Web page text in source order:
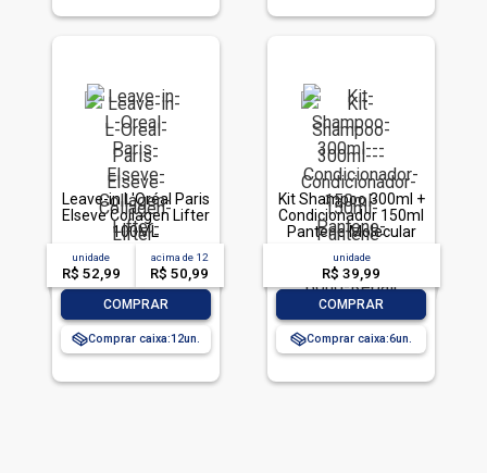
Leave-in L'Oréal Paris
Elseve Collagen Lifter
100ML
unidade
R$ 52,99
acima de 12
R$ 50,99
COMPRAR
Comprar caixa:12
Kit Shampoo 300ml +
Condicionador 150ml
Pantene Molecular
unidade
R$ 39,99
COMPRAR
Comprar caixa:6